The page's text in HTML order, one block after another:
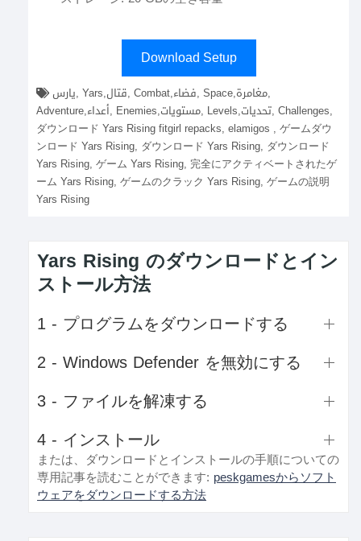
Download Setup
Adventure,أعداء, Enemies,مستويات, Levels,تحديات, Challenges,
ダウンロード Yars Rising fitgirl repacks, elamigos , ゲームダウ
ンロード Yars Rising, ダウンロード Yars Rising, ダウンロード
Yars Rising, ゲーム Yars Rising, 完全にアクティベートされたゲ
ーム Yars Rising, ゲームのクラック Yars Rising, ゲームの説明
Yars Rising
Yars Rising のダウンロードとイン
ストール方法
1 - プログラムをダウンロードする
2 - Windows Defender を無効にする
3 - ファイルを解凍する
4 - インストール
または、ダウンロードとインストールの手順についての
専用記事を読むことができます: peskgamesからソフト
ウェアをダウンロードする方法